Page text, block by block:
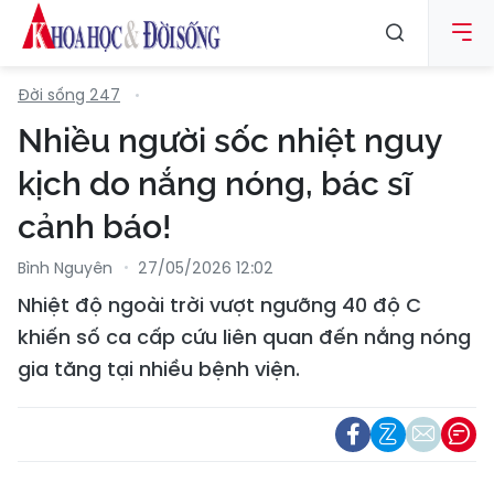
Đời sống 247
Nhiều người sốc nhiệt nguy
kịch do nắng nóng, bác sĩ
cảnh báo!
Bình Nguyên 27/05/2026 12:02
Nhiệt độ ngoài trời vượt ngưỡng 40 độ C
khiến số ca cấp cứu liên quan đến nắng nóng
gia tăng tại nhiều bệnh viện.